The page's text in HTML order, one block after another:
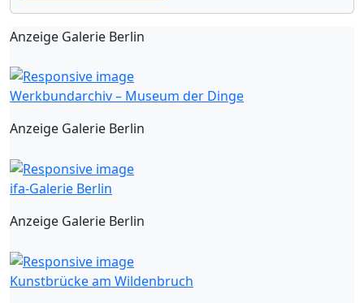
Anzeige Galerie Berlin
Werkbundarchiv – Museum der Dinge
Anzeige Galerie Berlin
ifa-Galerie Berlin
Anzeige Galerie Berlin
Kunstbrücke am Wildenbruch